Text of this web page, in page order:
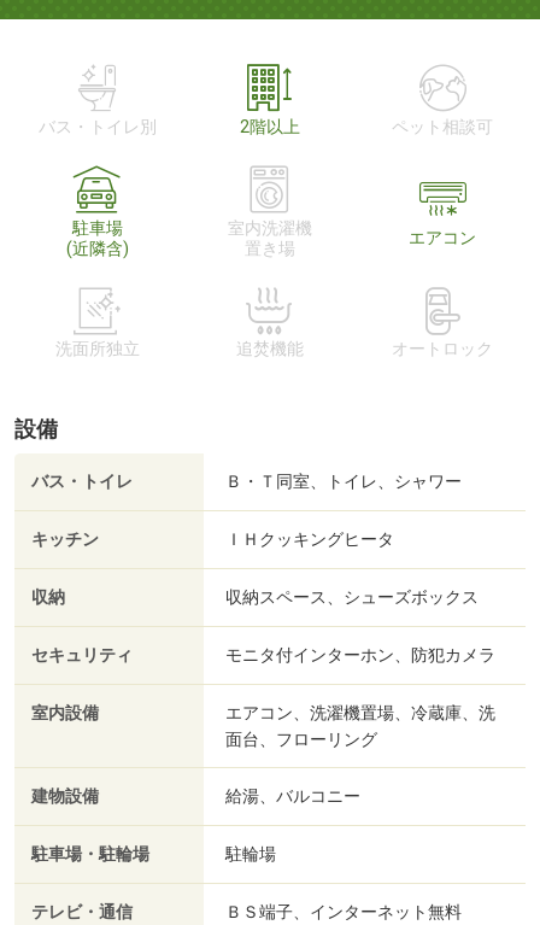
バス・トイレ別 2階以上 ペット相談可
駐車場
(近隣含)
室内洗濯機
置き場
エアコン
洗面所独立 追焚機能 オートロック
設備
バス・トイレ Ｂ・Ｔ同室、トイレ、シャワー
キッチン ＩＨクッキングヒータ
収納 収納スペース、シューズボックス
セキュリティ モニタ付インターホン、防犯カメラ
室内設備
エアコン、洗濯機置場、冷蔵庫、洗
面台、フローリング
建物設備 給湯、バルコニー
駐車場・駐輪場 駐輪場
テレビ・通信 ＢＳ端子、インターネット無料